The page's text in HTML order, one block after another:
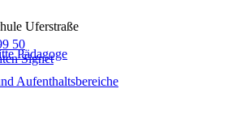
Uferstraße
Pädagoge
Aufenthaltsbereiche
50